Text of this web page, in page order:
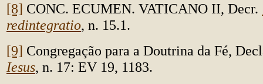
[8] CONC. ECUMEN. VATICANO II, Decr.
redintegratio, n. 15.1.
[9] Congregação para a Doutrina da Fé,
Iesus, n. 17: EV 19, 1183.